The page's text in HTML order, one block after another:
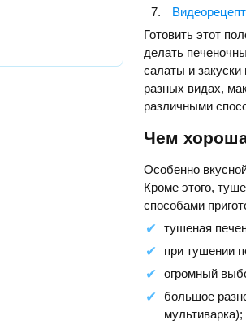
Готовить этот
делать
салаты и закуски
разных видах,
различными
Чем
Особенно
Кроме этого,
способами
тушеная
при тушении
огромный
большое
мультиварка);